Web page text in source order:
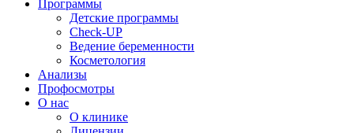
Программы
Детские программы
Check-UP
Ведение беременности
Косметология
Анализы
Профосмотры
О нас
О клинике